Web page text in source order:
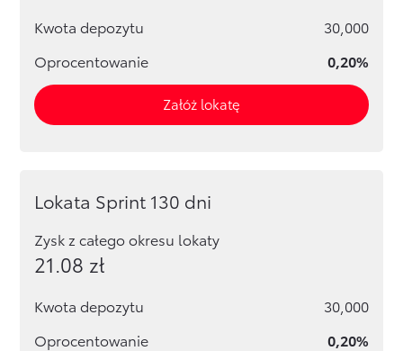
Kwota depozytu
30,000
Oprocentowanie
0,20%
Załóż lokatę
Lokata Sprint 130 dni
Zysk z całego okresu lokaty
21.08 zł
Kwota depozytu
30,000
Oprocentowanie
0,20%